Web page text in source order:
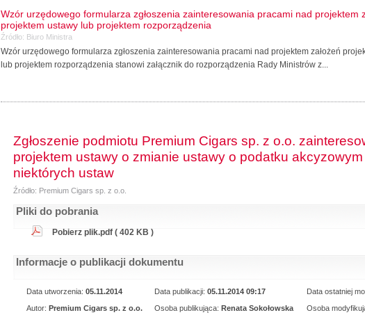
Wzór urzędowego formularza zgłoszenia zainteresowania pracami nad projektem
projektem ustawy lub projektem rozporządzenia
Źródło: Biuro Ministra
Wzór urzędowego formularza zgłoszenia zainteresowania pracami nad projektem założeń
lub projektem rozporządzenia stanowi załącznik do rozporządzenia Rady Ministrów z...
Zgłoszenie podmiotu Premium Cigars sp. z o.o.
projektem ustawy o zmianie ustawy o podatku
niektórych ustaw
Źródło: Premium Cigars sp. z o.o.
Pliki do pobrania
Pobierz plik.pdf ( 402 KB )
Informacje o publikacji dokumentu
Data utworzenia: 05.11.2014 Data publikacji: 05.11.2014 09:17 Data ostatniej
Autor: Premium Cigars sp. z o.o. Osoba publikująca: Renata Sokołowska Osoba